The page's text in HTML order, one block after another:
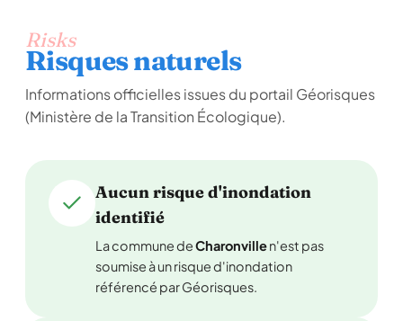
Risks
Risques naturels
Informations officielles issues du portail Géorisques
(Ministère de la Transition Écologique).
Aucun risque d'inondation
identifié
La commune deCharonvillen'est pas
soumise à un risque d'inondation
référencé par Géorisques.